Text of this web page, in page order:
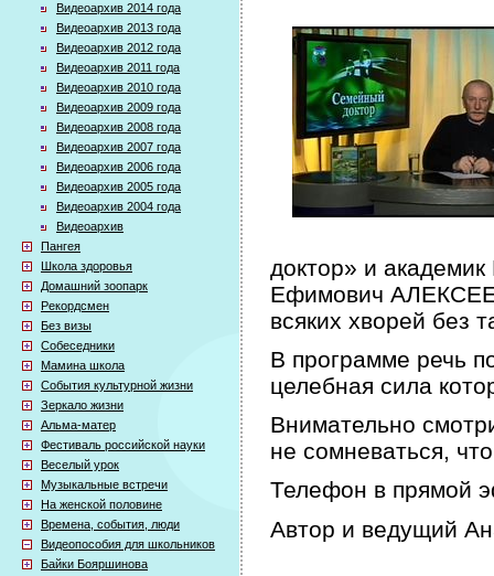
Видеоархив 2014 года
Видеоархив 2013 года
Видеоархив 2012 года
Видеоархив 2011 года
Видеоархив 2010 года
Видеоархив 2009 года
Видеоархив 2008 года
Видеоархив 2007 года
Видеоархив 2006 года
Видеоархив 2005 года
Видеоархив 2004 года
Видеоархив
Пангея
Школа здоровья
Домашний зоопарк
Рекордсмен
Без визы
Собеседники
Мамина школа
События культурной жизни
Зеркало жизни
Альма-матер
Фестиваль российской науки
Веселый урок
Музыкальные встречи
На женской половине
Времена, события, люди
Видеопособия для школьников
Байки Бояршинова
доктор» и
Ефимович
всяких хворей без
В программе речь
целебная сила
Внимательно
не сомневаться,
Телефон в прямой
Автор и ведущий